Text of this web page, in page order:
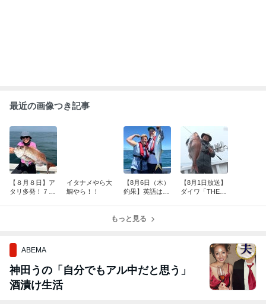
最近の画像つき記事
【８月８日】ア
タリ多発！７０
イタナメやら大
鯛やら！！
【8月6日（木）
釣果】英語は話
ました！SLJ五
【8月1日放送】
ダイワ「THEフ
もっと見る
ABEMA
神田うの「自分でもアル中だと思う」
酒漬け生活